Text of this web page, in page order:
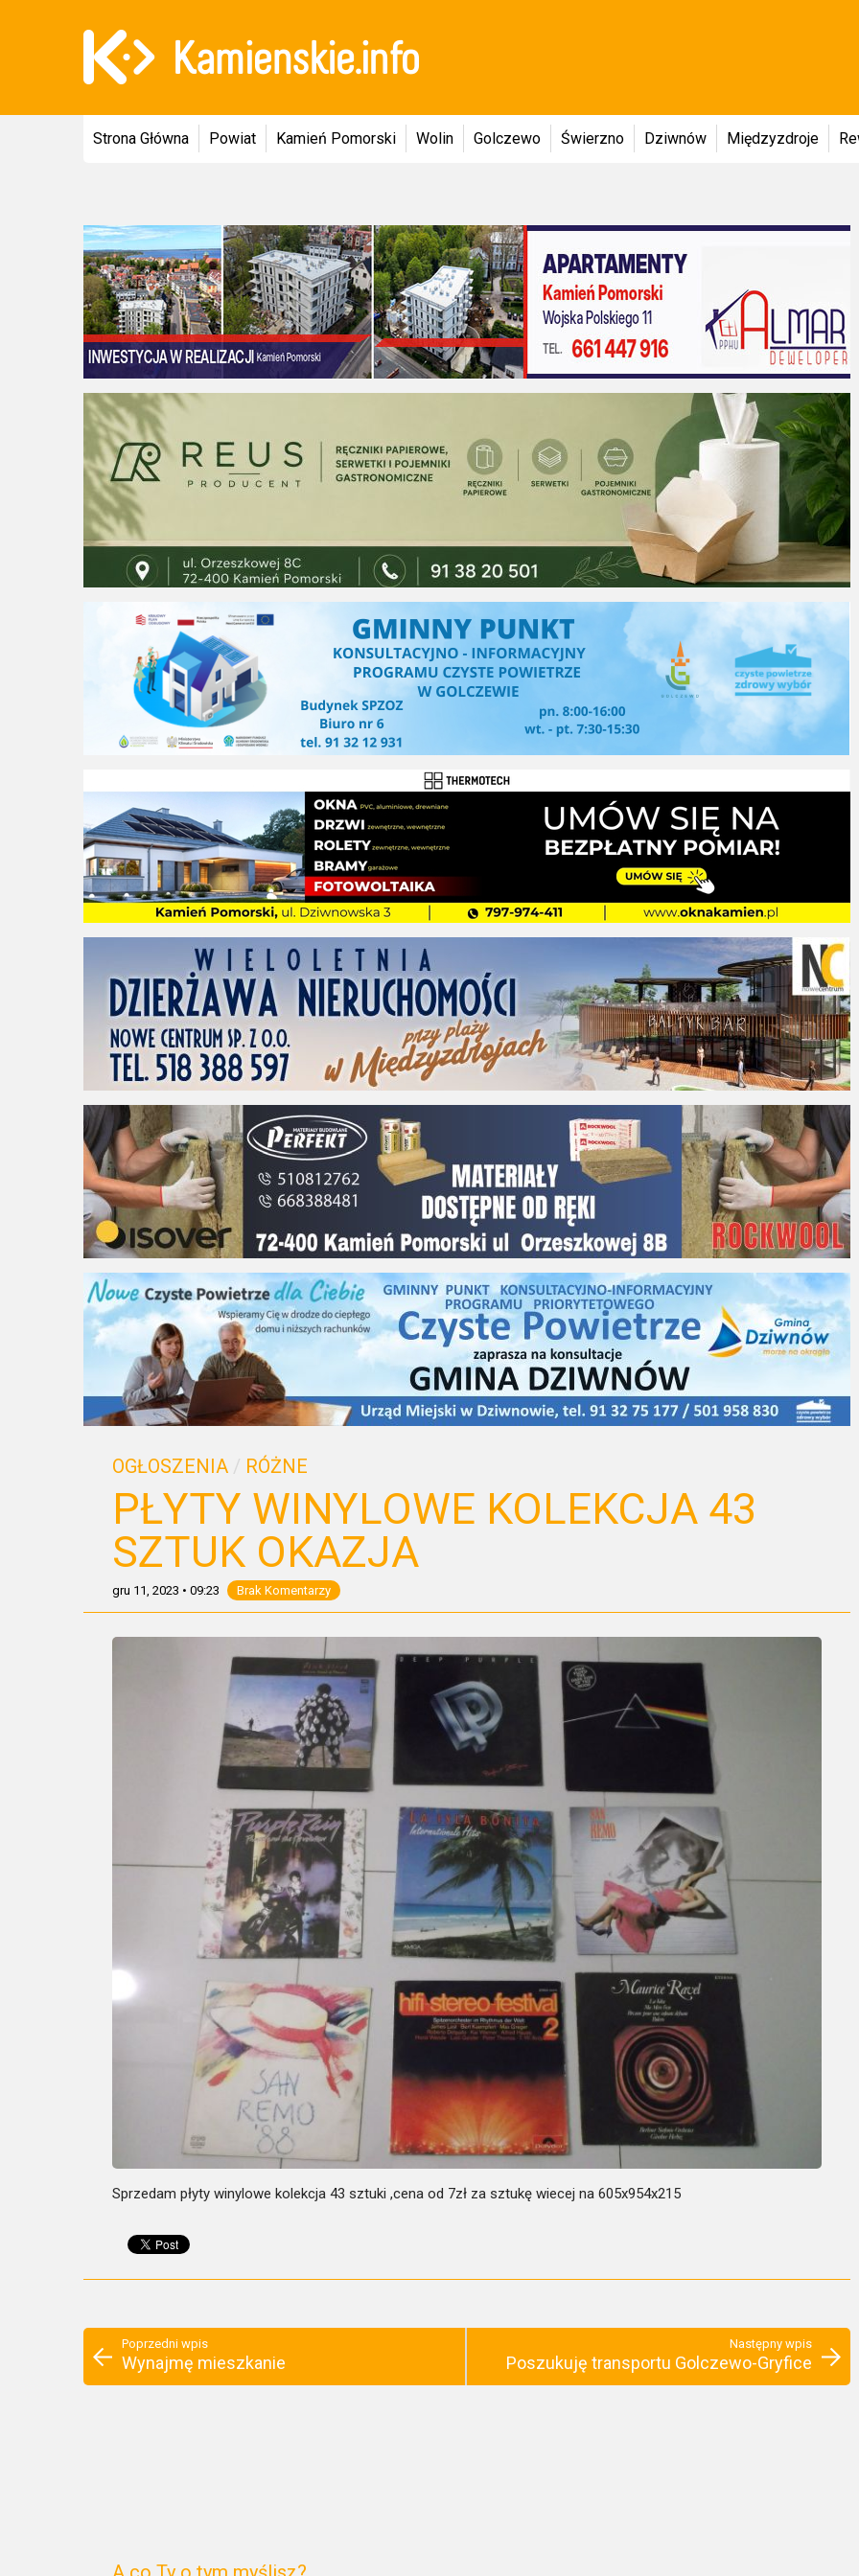
Strona Główna Powiat Kamień Pomorski Wolin Golczewo Świerzno Dziwnów Międzyzdroje
OGŁOSZENIA / RÓŻNE
PŁYTY WINYLOWE KOLEKCJA 43
SZTUK OKAZJA
gru 11, 2023 • 09:23 Brak Komentarzy
Sprzedam płyty winylowe kolekcja 43 sztuki ,cena od 7zł za sztukę wiecej na 605x954x215
Poprzedni wpis
Wynajmę mieszkanie
Następny wpis
Poszukuję transportu Golczewo-Gryfice